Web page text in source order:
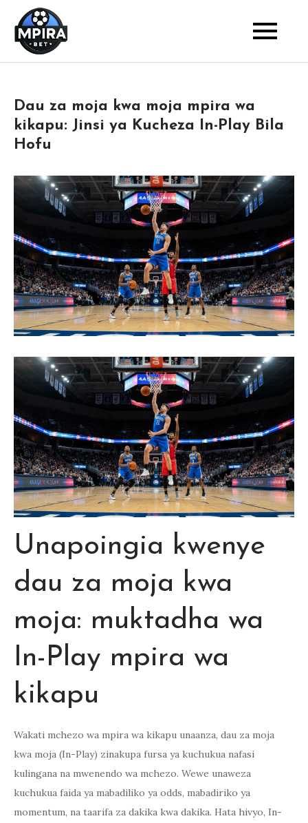
content
Dau za moja kwa moja mpira wa
kikapu: Jinsi ya Kucheza In-Play Bila
Hofu
Unapoingia kwenye
dau za moja kwa
moja: muktadha wa
In-Play mpira wa
kikapu
Wakati mchezo wa mpira wa kikapu unaanza, dau za moja
kwa moja (In-Play) zinakupa fursa ya kuchukua nafasi
kulingana na mwenendo wa mchezo. Wewe unaweza
kuchukua faida ya mabadiliko ya odds, mabadiriko ya
momentum, na taarifa za dakika kwa dakika. Hata hivyo, In-